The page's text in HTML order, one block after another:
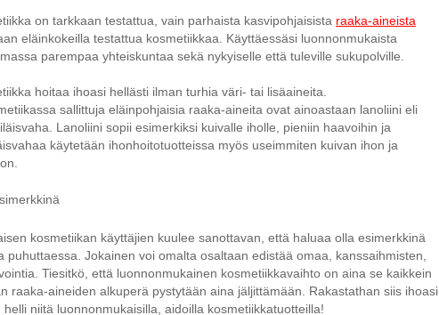
on tarkkaan testattua, vain parhaista kasvipohjaisista raaka-aineista
eläinkokeilla testattua kosmetiikkaa. Käyttäessäsi luonnonmukaista
parempaa yhteiskuntaa sekä nykyiselle että tuleville sukupolville.
hoitaa ihoasi hellästi ilman turhia väri- tai lisäaineita.
sallittuja eläinpohjaisia raaka-aineita ovat ainoastaan lanoliini eli
Lanoliini sopii esimerkiksi kuivalle iholle, pieniin haavoihin ja
käytetään ihonhoitotuotteissa myös useimmiten kuivan ihon ja
kosmetiikan käyttäjien kuulee sanottavan, että haluaa olla esimerkkinä
puhuttaessa. Jokainen voi omalta osaltaan edistää omaa, kanssaihmisten,
Tiesitkö, että luonnonmukainen kosmetiikkavaihto on aina se kaikkein
raaka-aineiden alkuperä pystytään aina jäljittämään. Rakastathan siis ihoasi,
niitä luonnonmukaisilla, aidoilla kosmetiikkatuotteilla!